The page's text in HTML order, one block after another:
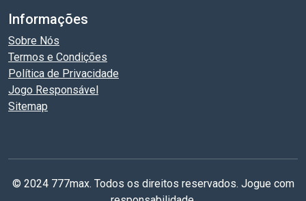
Informações
Sobre Nós
Termos e Condições
Política de Privacidade
Jogo Responsável
Sitemap
© 2024 777max. Todos os direitos reservados. Jogue com